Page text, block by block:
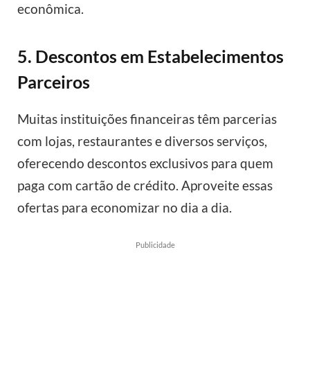
econômica.
5. Descontos em Estabelecimentos
Parceiros
Muitas instituições financeiras têm parcerias
com lojas, restaurantes e diversos serviços,
oferecendo descontos exclusivos para quem
paga com cartão de crédito. Aproveite essas
ofertas para economizar no dia a dia.
Publicidade